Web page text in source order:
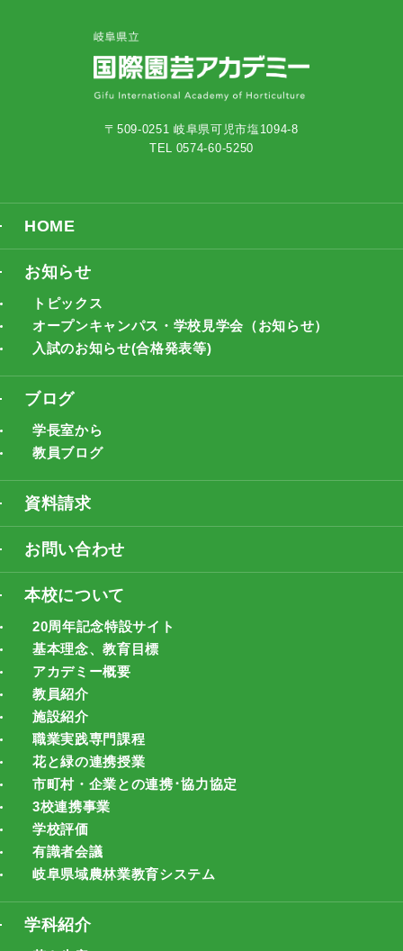
〒509-0251 岐阜県可児市塩1094-8
TEL 0574-60-5250
HOME
お知らせ
トピックス
オープンキャンパス・学校見学会（お知らせ）
入試のお知らせ(合格発表等)
ブログ
学長室から
教員ブログ
資料請求
お問い合わせ
本校について
20周年記念特設サイト
基本理念、教育目標
アカデミー概要
教員紹介
施設紹介
職業実践専門課程
花と緑の連携授業
市町村・企業との連携･協力協定
3校連携事業
学校評価
有識者会議
岐阜県域農林業教育システム
学科紹介